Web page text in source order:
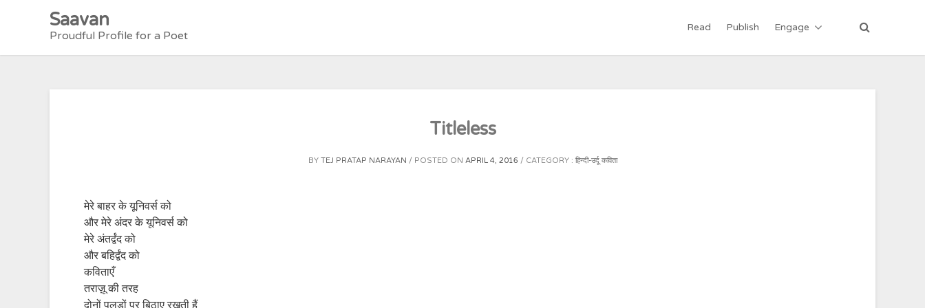
Saavan
Proudful Profile for a Poet
Read Publish Engage
Titleless
BY TEJ PRATAP NARAYAN POSTED ON APRIL 4, 2016 CATEGORY : हिन्दी-उर्दू कविता
मेरे बाहर के यूनिवर्स को
और मेरे अंदर के यूनिवर्स को
मेरे अंतर्द्वंद को
और बहिर्द्वंद को
कविताएँ
तराज़ू की तरह
दोनों पलड़ों पर बिठाए रखती हैं